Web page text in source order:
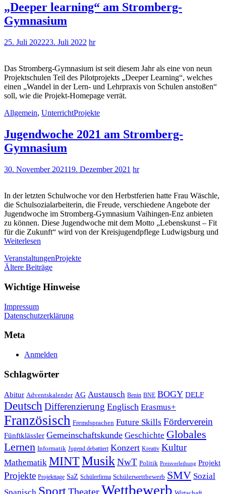
„Deeper learning“ am Stromberg-
Gymnasium
25. Juli 202223. Juli 2022 hr
Das Stromberg-Gymnasium ist seit diesem Jahr als eine von neun
Projektschulen Teil des Pilotprojekts „Deeper Learning“, welches
einen „Wandel in der Lern- und Lehrpraxis von Schulen anstoßen“
soll, wie die Projekt-Homepage verrät.
Allgemein, UnterrichtProjekte
Jugendwoche 2021 am Stromberg-
Gymnasium
30. November 202119. Dezember 2021 hr
In der letzten Schulwoche vor den Herbstferien hatte Frau Wäschle,
die Schulsozialarbeiterin, die Freude, verschiedene Angebote der
Jugendwoche im Stromberg-Gymnasium Vaihingen-Enz anbieten
zu können. Diese Jugendwoche mit dem Motto „Lebenskunst – Fit
für die Zukunft“ wird von der Kreisjugendpflege Ludwigsburg und
Weiterlesen
VeranstaltungenProjekte
Beitragsnavigation
Ältere Beiträge
Wichtige Hinweise
Impressum
Datenschutzerklärung
Meta
Anmelden
Schlagwörter
Abitur Adventskalender AG Austausch Benin BNE BOGY DELF
DeutschDifferenzierung Englisch Erasmus+
Französisch Fremdsprachen Future Skills Förderverein
Fünftklässler Gemeinschaftskunde Geschichte Globales
Lernen Informatik Jugend debattiert Konzert Kreativ Kultur
Mathematik MINTMusikNwT Politik Preisverleihung Projekt
Projekte Projekttage SaZ Schülerfirma Schülerwettbewerb SMV Sozial
SportTheaterWettbewerb